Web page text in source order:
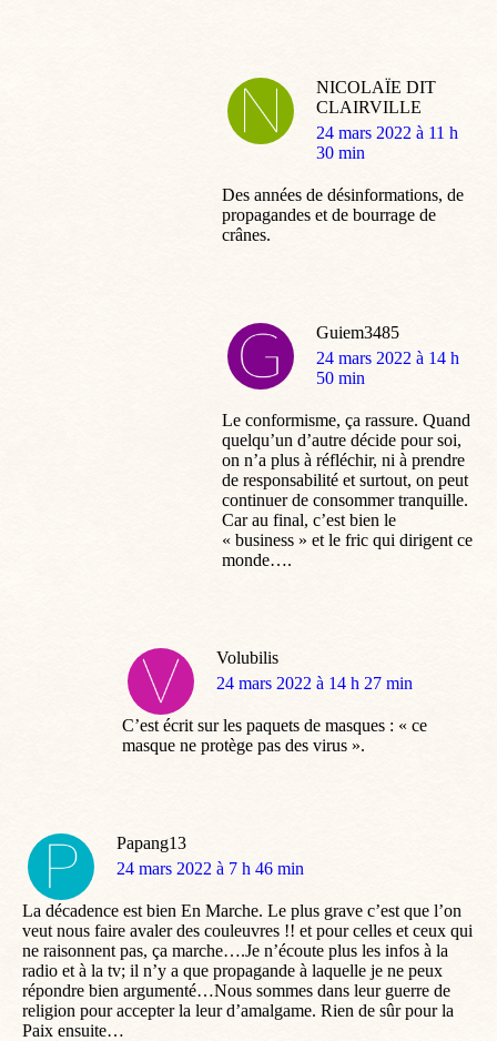
NICOLAÏE DIT
CLAIRVILLE
dit
:
24 mars 2022 à 11 h
30 min
Des années de désinformations, de
propagandes et de bourrage de
crânes.
Guiem3485
dit
:
24 mars 2022 à 14 h
50 min
Le conformisme, ça rassure. Quand
quelqu’un d’autre décide pour soi,
on n’a plus à réfléchir, ni à prendre
de responsabilité et surtout, on peut
continuer de consommer tranquille.
Car au final, c’est bien le
« business » et le fric qui dirigent ce
monde….
Volubilis
dit
24 mars 2022 à 14 h 27 min
C’est écrit sur les paquets de masques : « ce
masque ne protège pas des virus ».
Papang13
dit
24 mars 2022 à 7 h 46 min
La décadence est bien En Marche. Le plus grave c’est que l’on
veut nous faire avaler des couleuvres !! et pour celles et ceux qui
ne raisonnent pas, ça marche….Je n’écoute plus les infos à la
radio et à la tv; il n’y a que propagande à laquelle je ne peux
répondre bien argumenté…Nous sommes dans leur guerre de
religion pour accepter la leur d’amalgame. Rien de sûr pour la
Paix ensuite…